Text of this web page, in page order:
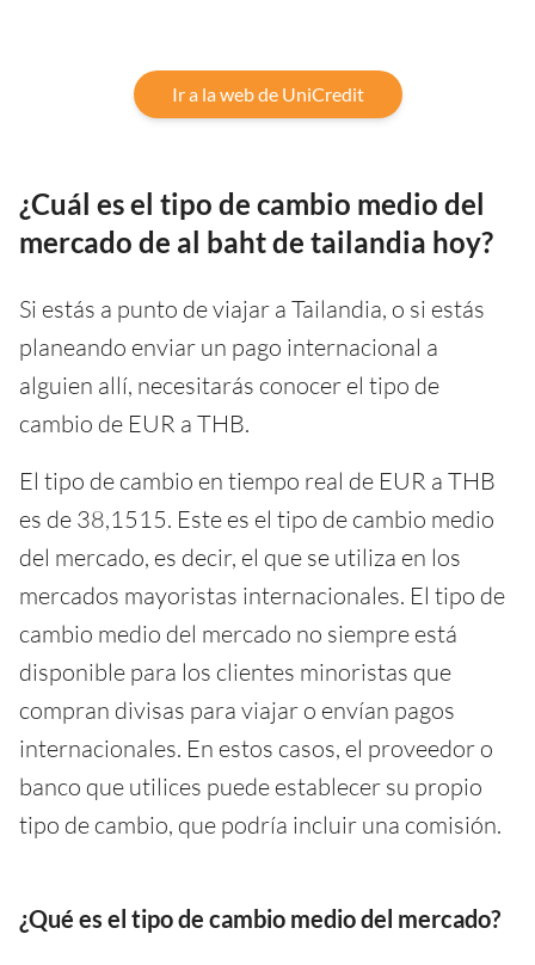
Ir a la web de UniCredit
¿Cuál es el tipo de cambio medio del
mercado de al baht de tailandia hoy?
Si estás a punto de viajar a Tailandia, o si estás
planeando enviar un pago internacional a
alguien allí, necesitarás conocer el tipo de
cambio de EUR a THB.
El tipo de cambio en tiempo real de EUR a THB
es de 38,1515. Este es el tipo de cambio medio
del mercado, es decir, el que se utiliza en los
mercados mayoristas internacionales. El tipo de
cambio medio del mercado no siempre está
disponible para los clientes minoristas que
compran divisas para viajar o envían pagos
internacionales. En estos casos, el proveedor o
banco que utilices puede establecer su propio
tipo de cambio, que podría incluir una comisión.
¿Qué es el tipo de cambio medio del mercado?